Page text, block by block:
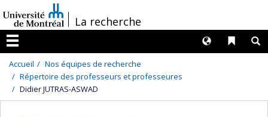
au
contenu
/La recherche
Menu
Liens
Langues
Accueil
Nos équipes de recherche
Répertoire des professeurs et professeures
Didier JUTRAS-ASWAD